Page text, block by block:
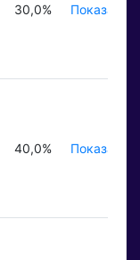
30,0% Показать ₽
40,0% Показать ₽